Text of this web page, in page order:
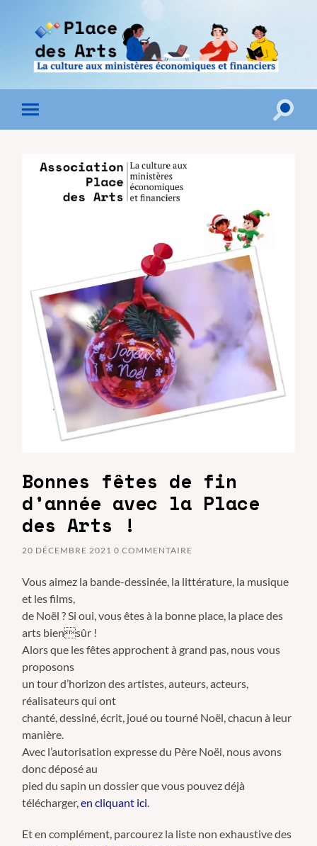
Toggle
mobile
Toggle
Bonnes fêtes de fin
d’année avec la Place
des Arts !
20 DÉCEMBRE 2021 0 COMMENTAIRE
Vous aimez la bande-dessinée, la littérature, la musique
et les films,
de Noël ? Si oui, vous êtes à la bonne place, la place des
arts biensûr !
Alors que les fêtes approchent à grand pas, nous vous
proposons
un tour d’horizon des artistes, auteurs, acteurs,
réalisateurs qui ont
chanté, dessiné, écrit, joué ou tourné Noël, chacun à leur
manière.
Avec l’autorisation expresse du Père Noël, nous avons
donc déposé au
pied du sapin un dossier que vous pouvez déjà
télécharger,en cliquant ici.
Et en complément, parcourez la liste non exhaustive des